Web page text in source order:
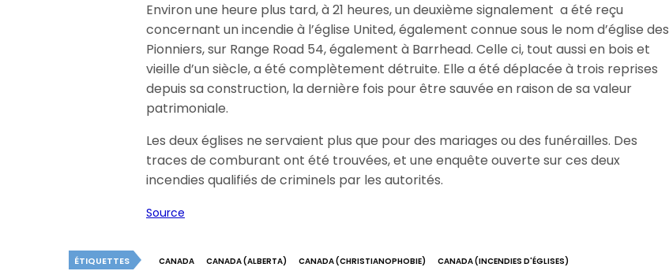
Environ une heure plus tard, à 21 heures, un deuxième signalement a été reçu
concernant un incendie à l’église United, également connue sous le nom d’église des
Pionniers, sur Range Road 54, également à Barrhead. Celle ci, tout aussi en bois et
vieille d’un siècle, a été complètement détruite. Elle a été déplacée à trois reprises
depuis sa construction, la dernière fois pour être sauvée en raison de sa valeur
patrimoniale.
Les deux églises ne servaient plus que pour des mariages ou des funérailles. Des
traces de comburant ont été trouvées, et une enquête ouverte sur ces deux
incendies qualifiés de criminels par les autorités.
Source
ÉTIQUETTES CANADA CANADA (ALBERTA) CANADA (CHRISTIANOPHOBIE) CANADA (INCENDIES D'ÉGLISES)